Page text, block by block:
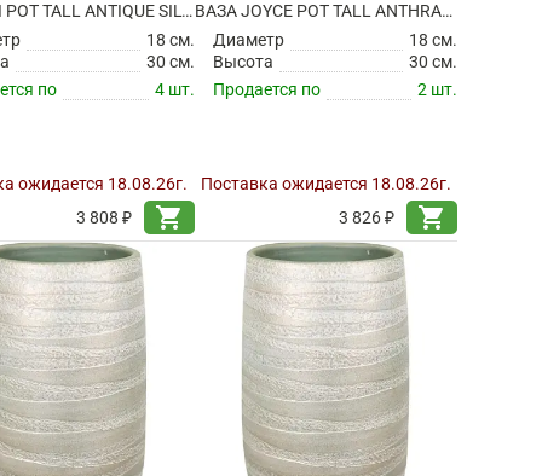
ВАЗА EVI POT TALL ANTIQUE SILVER
18 см.
30 см.
по
4 шт.
ожидается 18.08.26г.
3 808 ₽
shopping_cart
ВАЗА JOYCE POT TALL ANTHRACITE
Диаметр
18 см.
Высота
30 см.
Продается по
2 шт.
Поставка ожидается 18.08.26г.
3 826 ₽
shopping_cart